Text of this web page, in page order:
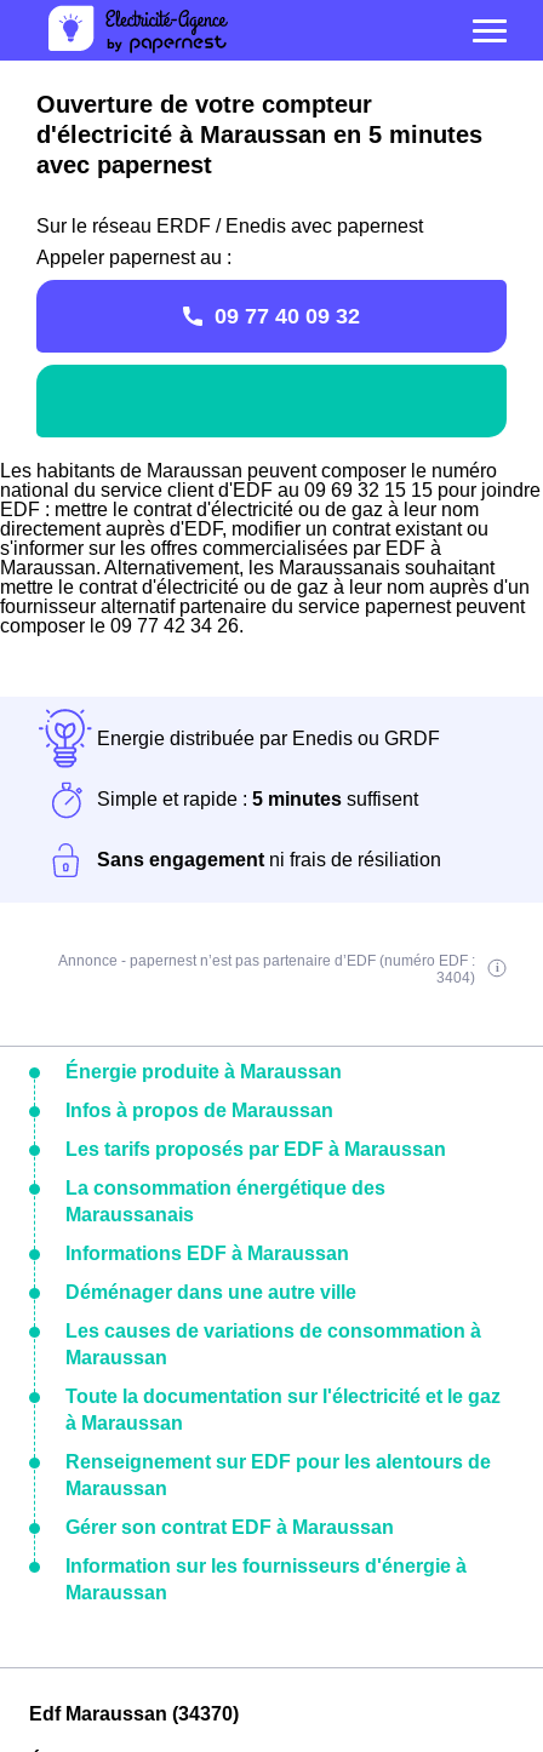
Ouverture de votre compteur
d'électricité à Maraussan en 5 minutes
avec papernest
Sur le réseau ERDF / Enedis avec papernest
Appeler papernest au :
09 77 40 09 32
Les habitants de Maraussan peuvent composer le numéro
national du service client d'EDF au 09 69 32 15 15 pour joindre
EDF : mettre le contrat d'électricité ou de gaz à leur nom
directement auprès d'EDF, modifier un contrat existant ou
s'informer sur les offres commercialisées par EDF à
Maraussan. Alternativement, les Maraussanais souhaitant
mettre le contrat d'électricité ou de gaz à leur nom auprès d'un
fournisseur alternatif partenaire du service papernest peuvent
composer le 09 77 42 34 26.
Energie distribuée par Enedis ou GRDF
Simple et rapide : 5 minutes suffisent
Sans engagement ni frais de résiliation
Annonce - papernest n’est pas partenaire d’EDF (numéro EDF :
3404)
Énergie produite à Maraussan
Infos à propos de Maraussan
Les tarifs proposés par EDF à Maraussan
La consommation énergétique des
Maraussanais
Informations EDF à Maraussan
Déménager dans une autre ville
Les causes de variations de consommation à
Maraussan
Toute la documentation sur l'électricité et le gaz
à Maraussan
Renseignement sur EDF pour les alentours de
Maraussan
Gérer son contrat EDF à Maraussan
Information sur les fournisseurs d'énergie à
Maraussan
Edf Maraussan (34370)